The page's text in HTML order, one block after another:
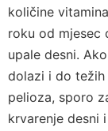
količine
roku od mjesec
upale desni.
dolazi i do
pelioza, sporo
krvarenje desni